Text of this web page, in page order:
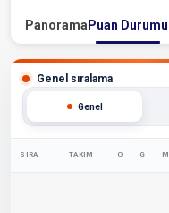
Panorama Puan Durumu
Genel sıralama
Genel
SIRA TAKIM O G M